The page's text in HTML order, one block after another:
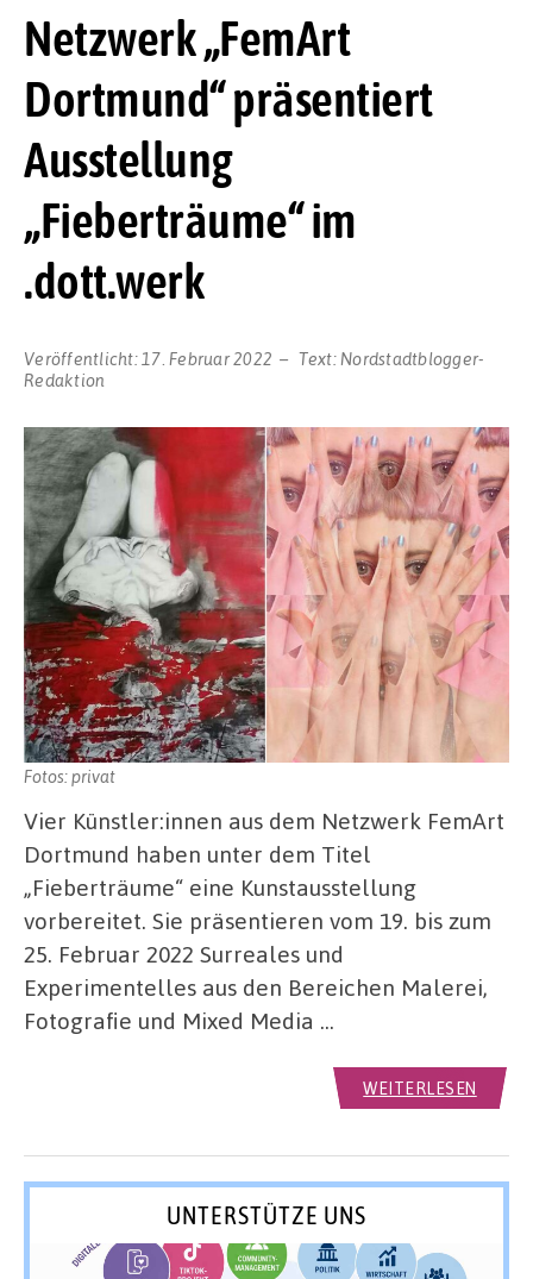
Netzwerk „FemArt
Dortmund“ präsentiert
Ausstellung
„Fieberträume“ im
.dott.werk
Veröffentlicht: 17. Februar 2022 Text: Nordstadtblogger-
Redaktion
Fotos: privat
Vier Künstler:innen aus dem Netzwerk FemArt
Dortmund haben unter dem Titel
„Fieberträume“ eine Kunstausstellung
vorbereitet. Sie präsentieren vom 19. bis zum
25. Februar 2022 Surreales und
Experimentelles aus den Bereichen Malerei,
Fotografie und Mixed Media …
WEITERLESEN
UNTERSTÜTZE UNS